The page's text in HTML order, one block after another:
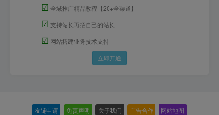
☑ 全域推广精品教程【20+全渠道】
☑ 支持站长再招自己的站长
☑ 网站搭建业务技术支持
立即开通
友链申请 免责声明 关于我们 广告合作 网站地图